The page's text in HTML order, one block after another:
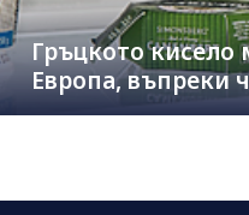
Гръцкото кисело
Европа, въпреки